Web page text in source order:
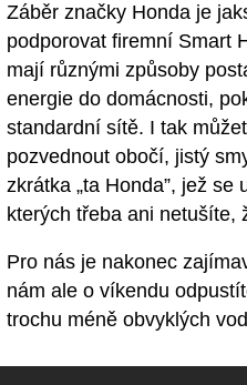
Záběr značky Honda je
podporovat firemní Smart
mají různými způsoby
energie do domácnosti,
standardní sítě. I tak
pozvednout obočí, jistý
zkrátka „ta Honda”, jež se
kterých třeba ani netušíte,
Pro nás je nakonec
nám ale o víkendu
trochu méně obvyklých